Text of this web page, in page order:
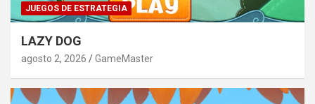
JUEGOS DE ESTRATEGIA
LAZY DOG
agosto 2, 2026 GameMaster